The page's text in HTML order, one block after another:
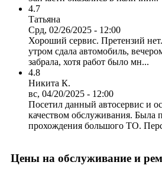
4.7
Татьяна
Срд, 02/26/2025 - 12:00
Хороший сервис. Претензий
утром сдала автомобиль,
забрала, хотя работ было мн...
4.8
Никита К.
вс, 04/20/2025 - 12:00
Посетил данный автосервис и
качеством обслуживания. Была
прохождения большого ТО.
Цены на обслуживание и